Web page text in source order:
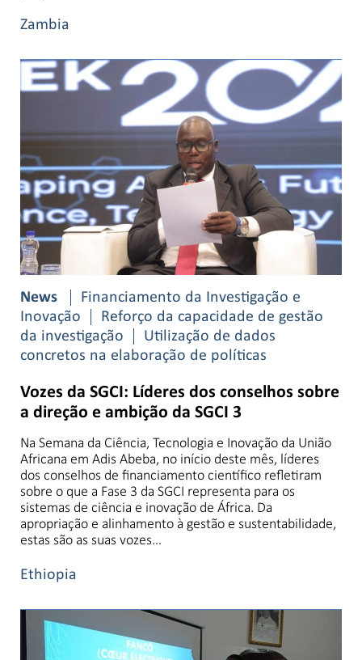
Zambia
News
Financiamento da Investigação e
Inovação
Reforço da capacidade de gestão
da investigação
Utilização de dados
concretos na elaboração de políticas
Vozes da SGCI: Líderes dos conselhos sobre
a direção e ambição da SGCI 3
Na Semana da Ciência, Tecnologia e Inovação da União
Africana em Adis Abeba, no início deste mês, líderes
dos conselhos de financiamento científico refletiram
sobre o que a Fase 3 da SGCI representa para os
sistemas de ciência e inovação de África. Da
apropriação e alinhamento à gestão e sustentabilidade,
estas são as suas vozes…
Ethiopia